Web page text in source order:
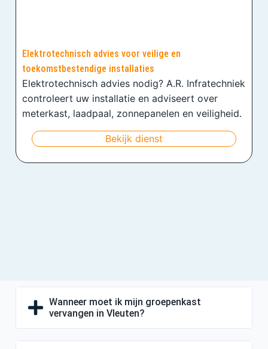
Elektrotechnisch advies voor veilige en
toekomstbestendige installaties
Elektrotechnisch advies nodig? A.R. Infratechniek
controleert uw installatie en adviseert over
meterkast, laadpaal, zonnepanelen en veiligheid.
Bekijk dienst
Wanneer moet ik mijn groepenkast
vervangen in Vleuten?